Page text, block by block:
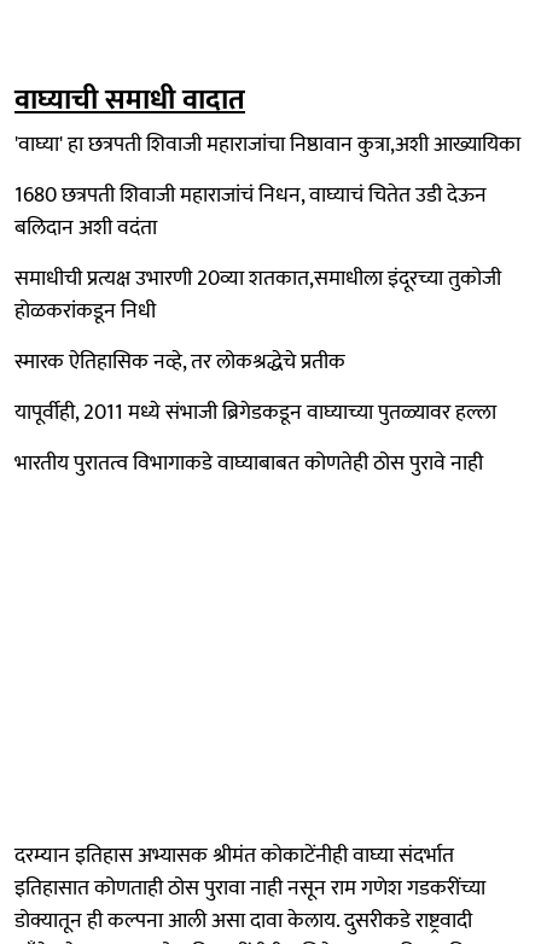
वाघ्याची समाधी वादात
'वाघ्या' हा छत्रपती शिवाजी महाराजांचा निष्ठावान कुत्रा,अशी आख्यायिका
1680 छत्रपती शिवाजी महाराजांचं निधन, वाघ्याचं चितेत उडी देऊन
बलिदान अशी वदंता
समाधीची प्रत्यक्ष उभारणी 20व्या शतकात,समाधीला इंदूरच्या तुकोजी
होळकरांकडून निधी
स्मारक ऐतिहासिक नव्हे, तर लोकश्रद्धेचे प्रतीक
यापूर्वीही, 2011 मध्ये संभाजी ब्रिगेडकडून वाघ्याच्या पुतळ्यावर हल्ला
भारतीय पुरातत्व विभागाकडे वाघ्याबाबत कोणतेही ठोस पुरावे नाही
दरम्यान इतिहास अभ्यासक श्रीमंत कोकाटेंनीही वाघ्या संदर्भात
इतिहासात कोणताही ठोस पुरावा नाही नसून राम गणेश गडकरींच्या
डोक्यातून ही कल्पना आली असा दावा केलाय. दुसरीकडे राष्ट्रवादी